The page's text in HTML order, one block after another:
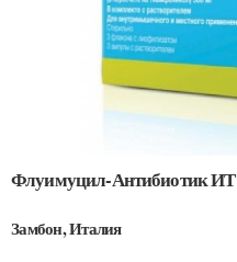
Флуимуцил-Антибиотик ИТ
Замбон, Италия